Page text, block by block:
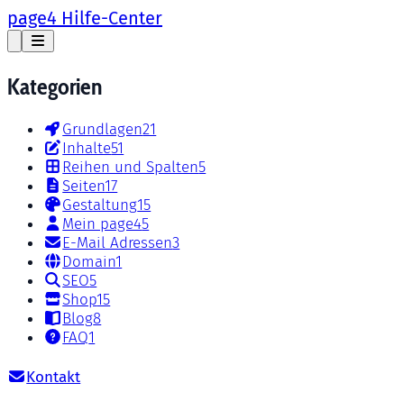
page4 Hilfe-Center
Kategorien
Grundlagen21
Inhalte51
Reihen und Spalten5
Seiten17
Gestaltung15
Mein page45
E-Mail Adressen3
Domain1
SEO5
Shop15
Blog8
FAQ1
Kontakt